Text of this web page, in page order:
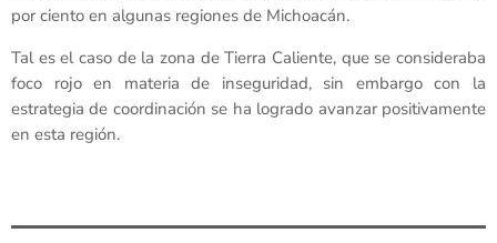
por ciento en algunas regiones de Michoacán.
Tal es el caso de la zona de Tierra Caliente, que se consideraba
foco rojo en materia de inseguridad, sin embargo con la
estrategia de coordinación se ha logrado avanzar positivamente
en esta región.